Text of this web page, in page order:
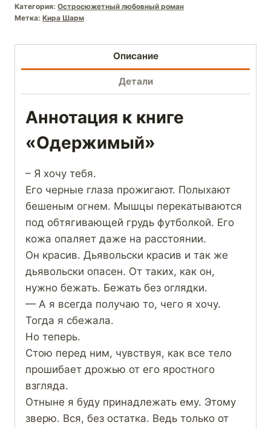
Категория: Остросюжетный любовный роман
Метка: Кира Шарм
Описание
Детали
Аннотация к книге
«Одержимый»
– Я хочу тебя.
Его черные глаза прожигают. Полыхают
бешеным огнем. Мышцы перекатываются
под обтягивающей грудь футболкой. Его
кожа опаляет даже на расстоянии.
Он красив. Дьявольски красив и так же
дьявольски опасен. От таких, как он,
нужно бежать. Бежать без оглядки.
— А я всегда получаю то, чего я хочу.
Тогда я сбежала.
Но теперь.
Стою перед ним, чувствуя, как все тело
прошибает дрожью от его яростного
взгляда.
Отныне я буду принадлежать ему. Этому
зверю. Вся, без остатка. Ведь только от